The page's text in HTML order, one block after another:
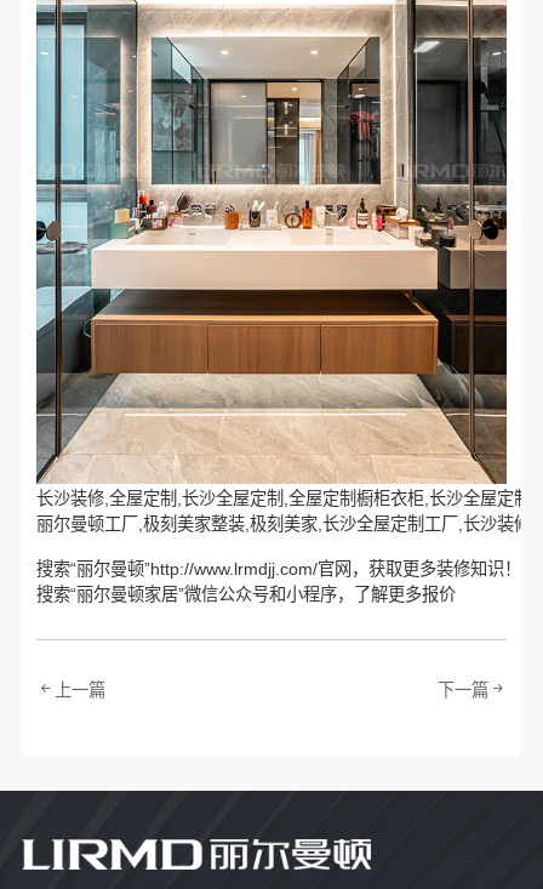
长沙装修,全屋定制,长沙全屋定制,全屋定制橱柜衣柜,长沙全屋定制
丽尔曼顿工厂,极刻美家整装,极刻美家,长沙全屋定制工厂,长沙装修
搜索“丽尔曼顿”http://www.lrmdjj.com/官网，获取更多装修知识！
搜索“丽尔曼顿家居”微信公众号和小程序，了解更多报价
上一篇 下一篇